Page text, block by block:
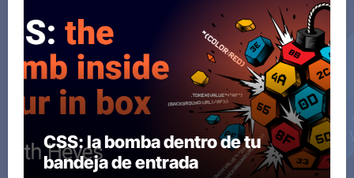
CSS: la bomba dentro de tu
bandeja de entrada